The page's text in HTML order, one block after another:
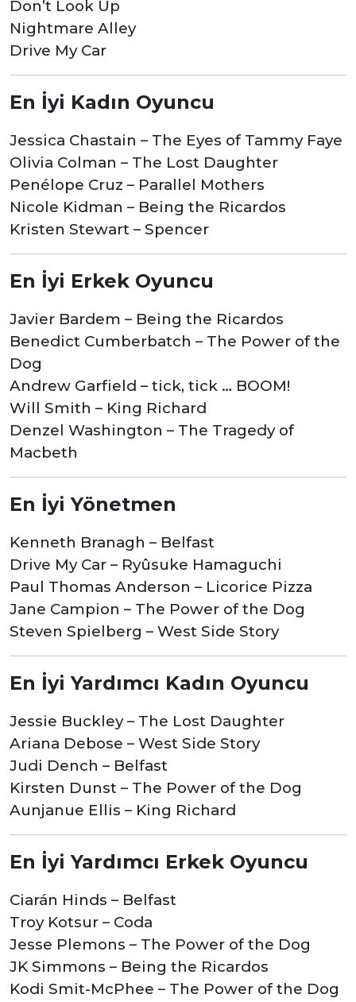
Don’t Look Up
Nightmare Alley
Drive My Car
En İyi Kadın Oyuncu
Jessica Chastain – The Eyes of Tammy Faye
Olivia Colman – The Lost Daughter
Penélope Cruz – Parallel Mothers
Nicole Kidman – Being the Ricardos
Kristen Stewart – Spencer
En İyi Erkek Oyuncu
Javier Bardem – Being the Ricardos
Benedict Cumberbatch – The Power of the
Dog
Andrew Garfield – tick, tick … BOOM!
Will Smith – King Richard
Denzel Washington – The Tragedy of
Macbeth
En İyi Yönetmen
Kenneth Branagh – Belfast
Drive My Car – Ryûsuke Hamaguchi
Paul Thomas Anderson – Licorice Pizza
Jane Campion – The Power of the Dog
Steven Spielberg – West Side Story
En İyi Yardımcı Kadın Oyuncu
Jessie Buckley – The Lost Daughter
Ariana Debose – West Side Story
Judi Dench – Belfast
Kirsten Dunst – The Power of the Dog
Aunjanue Ellis – King Richard
En İyi Yardımcı Erkek Oyuncu
Ciarán Hinds – Belfast
Troy Kotsur – Coda
Jesse Plemons – The Power of the Dog
JK Simmons – Being the Ricardos
Kodi Smit-McPhee – The Power of the Dog